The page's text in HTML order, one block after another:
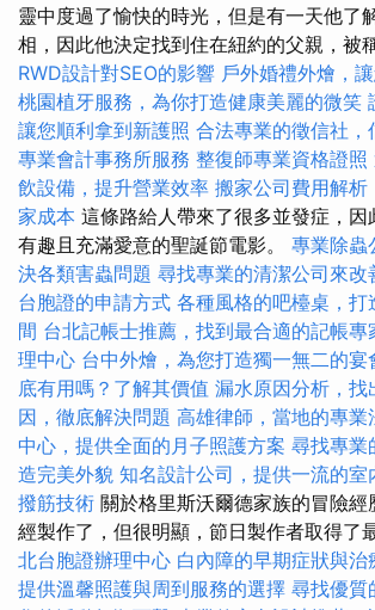
靈中度過了愉快的時光，但是有一天他了
相，因此他決定找到住在紐約的父親，被
RWD設計對SEO的影響 戶外婚禮外燴，
桃園植牙服務，為你打造健康美麗的微笑
讓您順利拿到新護照 合法專業的徵信社，
專業會計事務所服務 整復師專業資格證照
飲設備，提升營業效率 搬家公司費用解析
家成本 這條路給人帶來了很多並發症，因
有趣且充滿愛意的聖誕節電影。 專業除蟲
決各類害蟲問題 尋找專業的清潔公司來改
台胞證的申請方式 各種風格的吧檯桌，打
間 台北記帳士推薦，找到最合適的記帳專
理中心 台中外燴，為您打造獨一無二的宴
底有用嗎？了解其價值 漏水原因分析，找
因，徹底解決問題 高雄律師，當地的專業
中心，提供全面的月子照護方案 尋找專業
造完美外貌 知名設計公司，提供一流的室
撥筋技術 關於格里斯沃爾德家族的冒險經
經製作了，但很明顯，節日製作者取得了
北台胞證辦理中心 白內障的早期症狀與治
提供溫馨照護與周到服務的選擇 尋找優質